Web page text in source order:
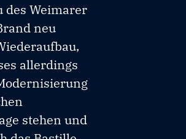
des Weimarer
neu
allerdings
stehen und